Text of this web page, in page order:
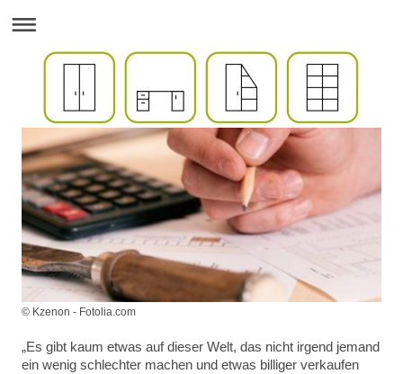
© Kzenon - Fotolia.com
„Es gibt kaum etwas auf dieser Welt, das nicht irgend jemand
ein wenig schlechter machen und etwas billiger verkaufen